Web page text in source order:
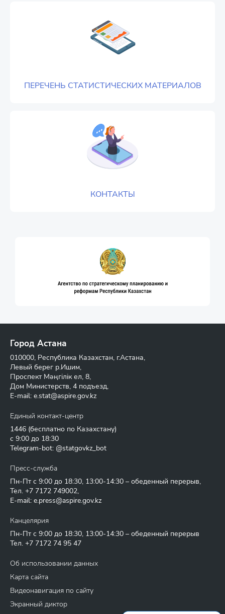
ПЕРЕЧЕНЬ СТАТИСТИЧЕСКИХ МАТЕРИАЛОВ
КОНТАКТЫ
Город Астана
010000, Республика Казахстан, г.Астана,
Левый берег р.Ишим,
Проспект Мәңгілік ел, 8,
Дом Министерств, 4 подъезд,
E-mail: e.stat@aspire.gov.kz
Единый контакт-центр
1446 (бесплатно по Казахстану)
с 9:00 до 18:30
Telegram-bot: @statgovkz_bot
Пресс-служба
Пн-Пт с 9:00 до 18:30, 13:00-14:30 – обеденный перерыв,
Тел. +7 7172 749002,
E-mail: e.press@aspire.gov.kz
Канцелярия
Пн-Пт с 9:00 до 18:30, 13:00-14:30 – обеденный перерыв
Тел. +7 7172 74 95 47
Об использовании данных
Карта сайта
Видеонавигация по сайту
Экранный диктор